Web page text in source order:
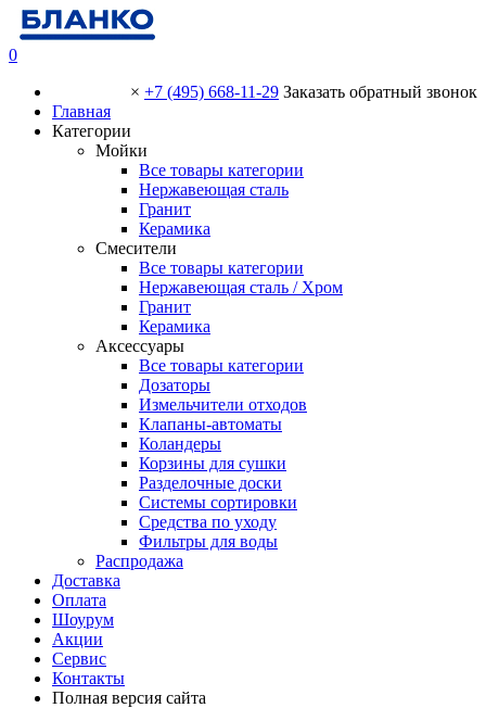
0
× +7 (495) 668-11-29 Заказать обратный звонок
Главная
Категории
Мойки
Все товары категории
Нержавеющая сталь
Гранит
Керамика
Смесители
Все товары категории
Нержавеющая сталь / Хром
Гранит
Керамика
Аксессуары
Все товары категории
Дозаторы
Измельчители отходов
Клапаны-автоматы
Коландеры
Корзины для сушки
Разделочные доски
Системы сортировки
Средства по уходу
Фильтры для воды
Распродажа
Доставка
Оплата
Шоурум
Акции
Сервис
Контакты
Полная версия сайта